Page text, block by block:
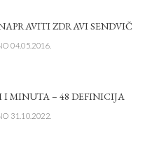
ZDRAVI SENDVIČ
04.05.2016.
I MINUTA – 48 DEFINICIJA
31.10.2022.